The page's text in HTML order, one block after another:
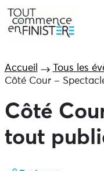
Accueil
Tous les
Côté Cour –
Côté
tout